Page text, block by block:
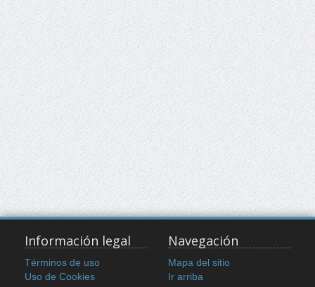
Información legal
Términos de uso
Uso de Cookies
Navegación
Mapa del sitio
Ir arriba